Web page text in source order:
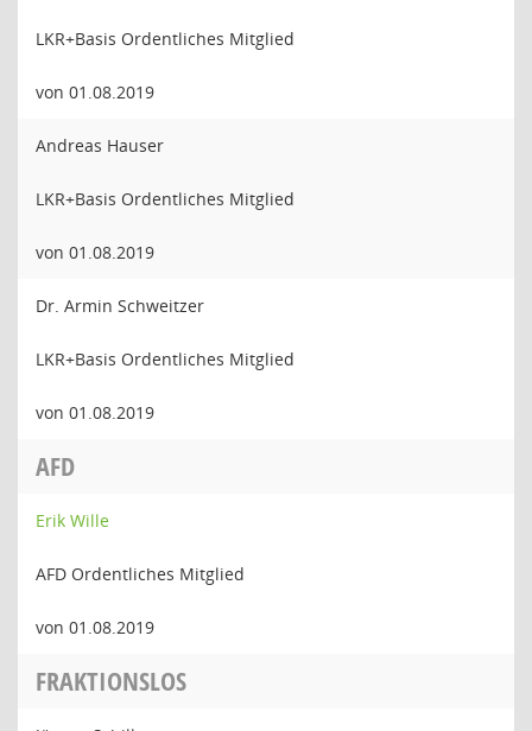
LKR+Basis Ordentliches Mitglied
von 01.08.2019
Andreas Hauser
LKR+Basis Ordentliches Mitglied
von 01.08.2019
Dr. Armin Schweitzer
LKR+Basis Ordentliches Mitglied
von 01.08.2019
AFD
Erik Wille
AFD Ordentliches Mitglied
von 01.08.2019
FRAKTIONSLOS